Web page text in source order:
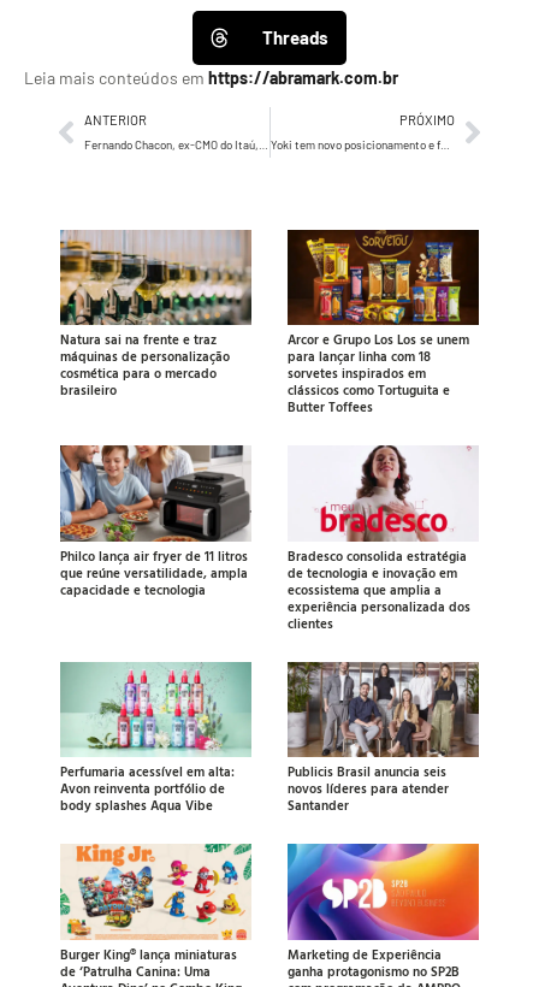
Threads
Leia mais conteúdos em https://abramark.com.br
ANTERIOR PRÓXIMO
Yoki tem novo posicionamento e foca na conexão com o consumidor
Natura sai na frente e traz
máquinas de personalização
cosmética para o mercado
brasileiro
Arcor e Grupo Los Los se unem
para lançar linha com 18
sorvetes inspirados em
clássicos como Tortuguita e
Butter Toffees
Philco lança air fryer de 11 litros
que reúne versatilidade, ampla
capacidade e tecnologia
Bradesco consolida estratégia
de tecnologia e inovação em
ecossistema que amplia a
experiência personalizada dos
clientes
Perfumaria acessível em alta:
Avon reinventa portfólio de
body splashes Aqua Vibe
Publicis Brasil anuncia seis
novos líderes para atender
Santander
Burger King® lança miniaturas
de ‘Patrulha Canina: Uma
Marketing de Experiência
ganha protagonismo no SP2B